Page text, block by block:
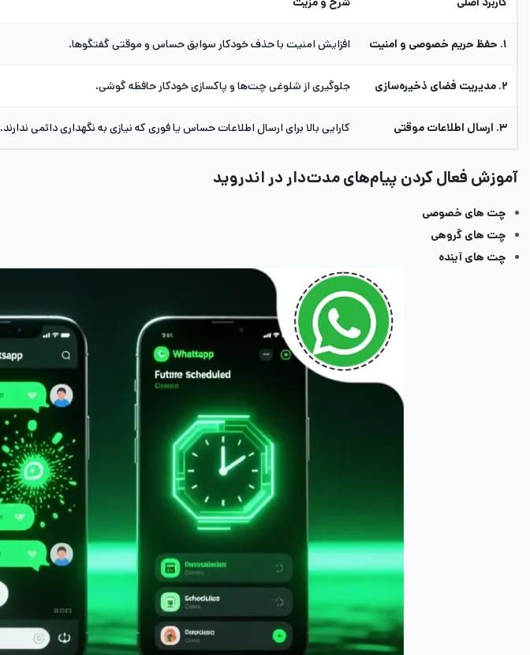
۱. حفظ حریم خصوصی و امنیت افزایش امنیت با حذف خودکار سوابق حساس و موقتی گفتگوها.
۲. مدیریت فضای ذخیره‌سازی جلوگیری از شلوغی چت‌ها و پاکسازی خودکار حافظه گوشی.
۳. ارسال اطلاعات موقتی کارایی بالا برای ارسال اطلاعات حساس یا فوری که نیازی به نگهداری دائمی ندارند.
آموزش فعال کردن پیام‌‌های مدت‌دار در اندروید
چت های خصوصی
چت های گروهی
چت های آینده